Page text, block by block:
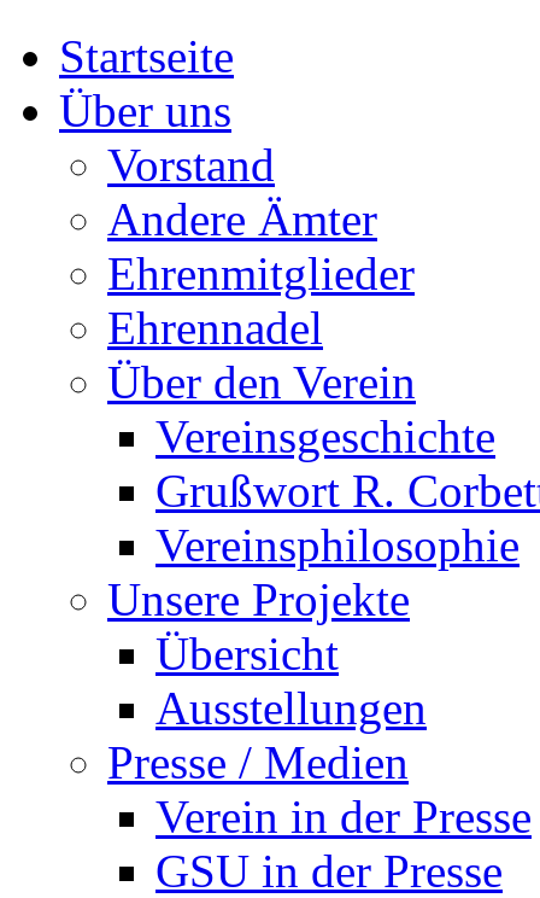
Startseite
Über uns
Vorstand
Andere Ämter
Ehrenmitglieder
Ehrennadel
Über den Verein
Vereinsgeschichte
Grußwort R.
Vereinsphilosophie
Unsere Projekte
Übersicht
Ausstellungen
Presse / Medien
Verein in der Presse
GSU in der Presse